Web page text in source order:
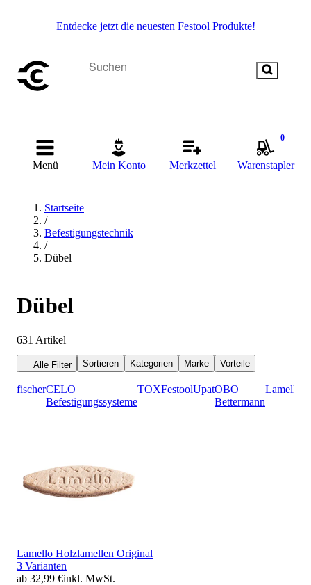
Entdecke jetzt die neuesten Festool Produkte!
Menü Mein Konto Merkzettel
0
Warenstapler
Startseite
/
Befestigungstechnik
/
Dübel
Dübel
631 Artikel
Alle Filter Sortieren Kategorien Marke Vorteile
fischerCELO
Befestigungssysteme
TOXFestoolUpatOBO
Bettermann
Lamello
Lamello Holzlamellen Original
3 Varianten
ab 32,99 €inkl. MwSt.